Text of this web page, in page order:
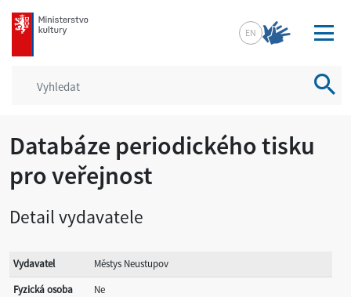
mkcr.cz
EN
Databáze periodického tisku
pro veřejnost
Detail vydavatele
Vydavatel
Městys Neustupov
Fyzická osoba
Ne